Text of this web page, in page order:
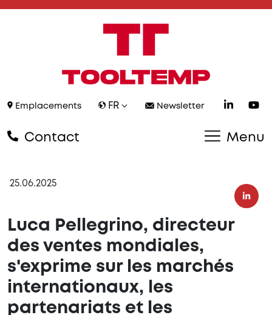
Emplacements FR Newsletter
Contact Menu
25.06.2025
Luca Pellegrino, directeur
des ventes mondiales,
s'exprime sur les marchés
internationaux, les
partenariats et les